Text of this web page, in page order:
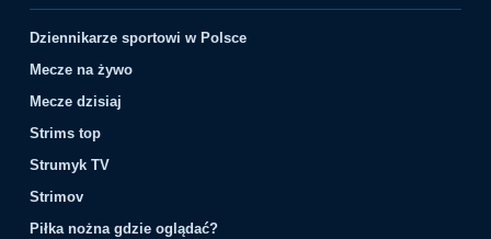
Dziennikarze sportowi w Polsce
Mecze na żywo
Mecze dzisiaj
Strims top
Strumyk TV
Strimov
Piłka nożna gdzie oglądać?